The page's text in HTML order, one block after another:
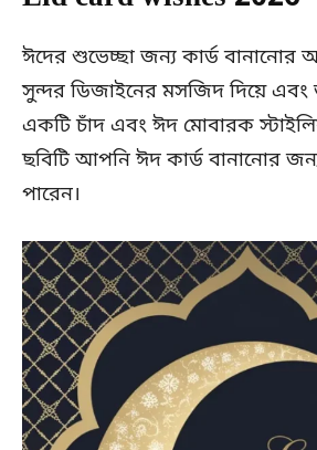
ঈদের শুভেচ্ছা জন্য কার্ড
সুন্দর ডিজাইনের মসজিদ দিয়ে
একটি চাঁদ এবং ঈদ মোবারক
ছবিটি আপনি ঈদ কার্ড বানানোর
পারেন।